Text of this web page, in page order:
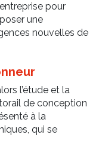
pour
une
nouvelles de
l’étude et la
de conception
à la
qui se